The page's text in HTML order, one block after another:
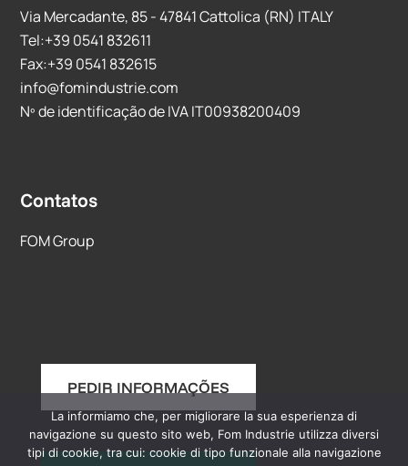
Via Mercadante, 85 - 47841 Cattolica (RN) ITALY
Tel:+39 0541 832611
Fax:+39 0541 832615
info@fomindustrie.com
Nº de identificação de IVA IT00938200409
Contatos
FOM Group
PEDIR INFORMAÇÕES
La informiamo che, per migliorare la sua esperienza di
navigazione su questo sito web, Fom Industrie utilizza diversi
tipi di cookie, tra cui: cookie di tipo funzionale alla navigazione